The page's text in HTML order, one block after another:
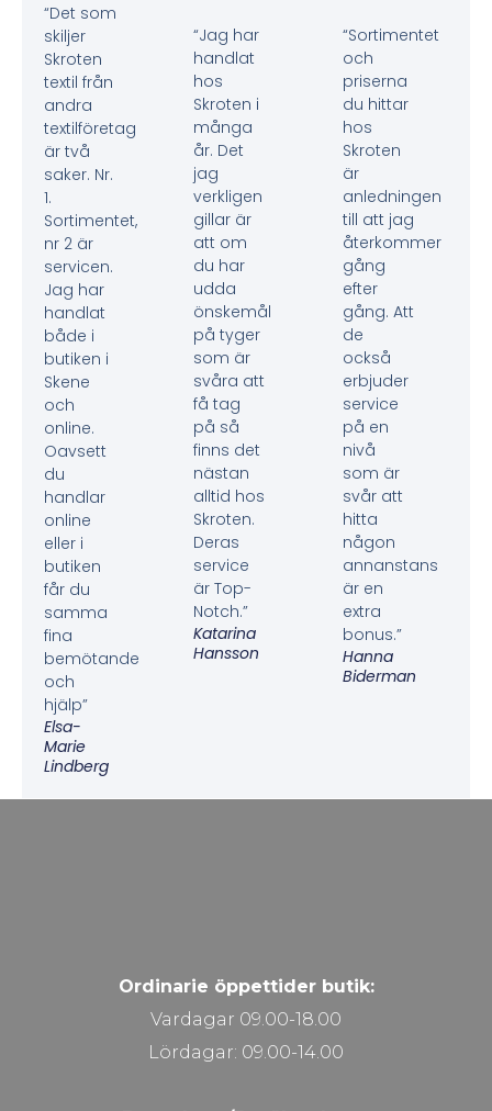
“Det som
skiljer
Skroten
textil från
andra
textilföretag
är två
saker. Nr.
1.
Sortimentet,
nr 2 är
servicen.
Jag har
handlat
både i
butiken i
Skene
och
online.
Oavsett
du
handlar
online
eller i
butiken
får du
samma
fina
bemötande
och
hjälp”
Elsa-
Marie
Lindberg
“Jag har
handlat
hos
Skroten i
många
år. Det
jag
verkligen
gillar är
att om
du har
udda
önskemål
på tyger
som är
svåra att
få tag
på så
finns det
nästan
alltid hos
Skroten.
Deras
service
är Top-
Notch.”
Katarina
Hansson
“Sortimentet
och
priserna
du hittar
hos
Skroten
är
anledningen
till att jag
återkommer
gång
efter
gång. Att
de
också
erbjuder
service
på en
nivå
som är
svår att
hitta
någon
annanstans
är en
extra
bonus.”
Hanna
Biderman
Ordinarie öppettider butik:
Vardagar 09.00-18.00
Lördagar: 09.00-14.00